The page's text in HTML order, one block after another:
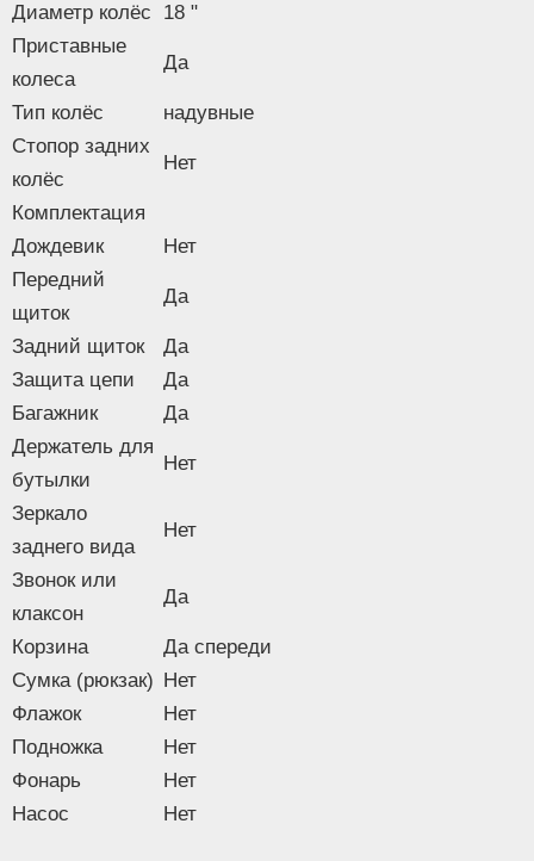
Диаметр колёс
18 "
Приставные
колеса
Да
Тип колёс
надувные
Стопор задних
колёс
Нет
Комплектация
Дождевик
Нет
Передний
щиток
Да
Задний щиток
Да
Защита цепи
Да
Багажник
Да
Держатель для
бутылки
Нет
Зеркало
заднего вида
Нет
Звонок или
клаксон
Да
Корзина
Да спереди
Сумка (рюкзак) Нет
Флажок
Нет
Подножка
Нет
Фонарь
Нет
Насос
Нет